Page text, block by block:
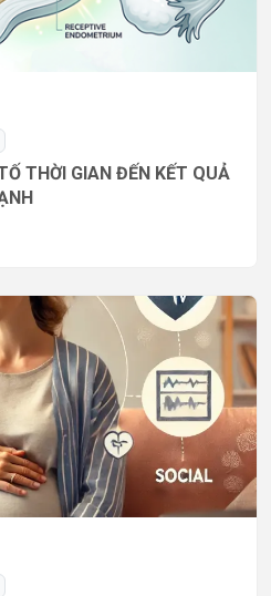
THỜI GIAN ĐẾN KẾT QUẢ